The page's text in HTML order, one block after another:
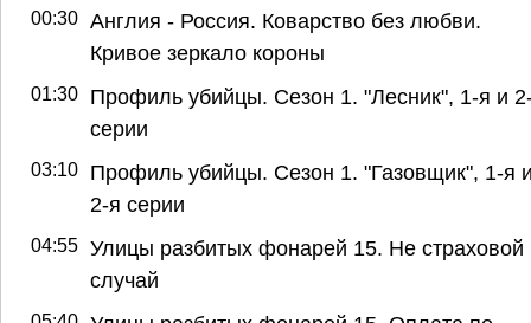
00:30 Англия - Россия. Коварство без любви.
Кривое зеркало короны
01:30
Профиль убийцы. Сезон 1. "Лесник", 1-я и
серии
03:10
Профиль убийцы. Сезон 1. "Газовщик", 1-я
2-я серии
04:55 Улицы разбитых фонарей 15. Не страховой
случай